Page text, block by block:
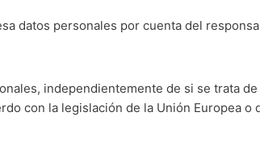
datos personales por cuenta del
independientemente de si se trata
con la legislación de la Unión Europea o